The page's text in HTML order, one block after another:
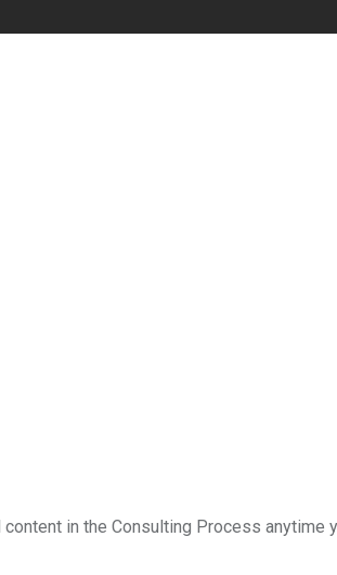
in the Consulting Process anytime